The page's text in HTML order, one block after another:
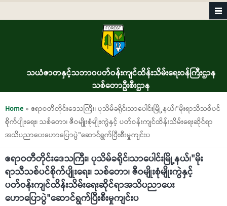
သယံဇာတနှင့်သဘာဝပတ်ဝန်းကျင်ထိန်းသိမ်းရေးဝန်ကြီးဌာန
သစ်တောဦးစီးဌာန
You are here
Home» ဧရာဝတီတိုင်းဒေသကြီး၊ ပုသိမ်ခရိုင်၊သာပေါင်းမြို့နယ်၊"မိုးရာသီသစ်ပင်
စိုက်ပျိုးရေး၊ သစ်တော၊ ဇီဝမျိုးစုံမျိုးကွဲနှင့် ပတ်ဝန်းကျင်ထိန်းသိမ်းရေးဆိုင်ရာ
အသိပညာပေးဟောပြောပွဲ"ဆောင်ရွက်ပြီးစီးမှုကျင်းပ
ဧရာဝတီတိုင်းဒေသကြီး၊ ပုသိမ်ခရိုင်၊သာပေါင်းမြို့နယ်၊"မိုး
ရာသီသစ်ပင်စိုက်ပျိုးရေး၊ သစ်တော၊ ဇီဝမျိုးစုံမျိုးကွဲနှင့်
ပတ်ဝန်းကျင်ထိန်းသိမ်းရေးဆိုင်ရာအသိပညာပေး
ဟောပြောပွဲ"ဆောင်ရွက်ပြီးစီးမှုကျင်းပ